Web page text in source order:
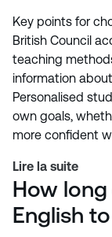
Key points for
British Council
teaching
information
Personalised
own goals,
more confident
Lire la suite
How
English